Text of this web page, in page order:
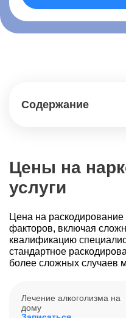
Содержание
Цены на
услуги
Цена на раскодирование
факторов, включая
квалификацию
стандартное
более сложных случаев
Лечение алкоголизма на
дому